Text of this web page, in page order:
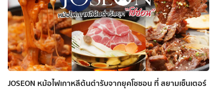
JOSEON หม้อไฟเกาหลีต้นตำรับจากยุคโชซอน ที่ สยามเซ็นเตอร์